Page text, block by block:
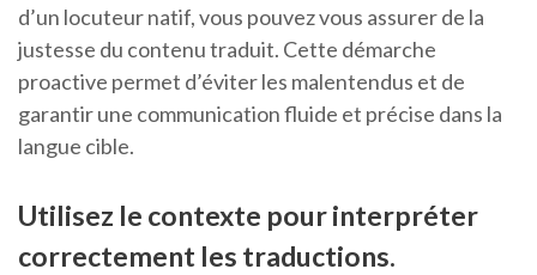
d’un locuteur natif, vous pouvez vous assurer de la
justesse du contenu traduit. Cette démarche
proactive permet d’éviter les malentendus et de
garantir une communication fluide et précise dans la
langue cible.
Utilisez le contexte pour interpréter
correctement les traductions.